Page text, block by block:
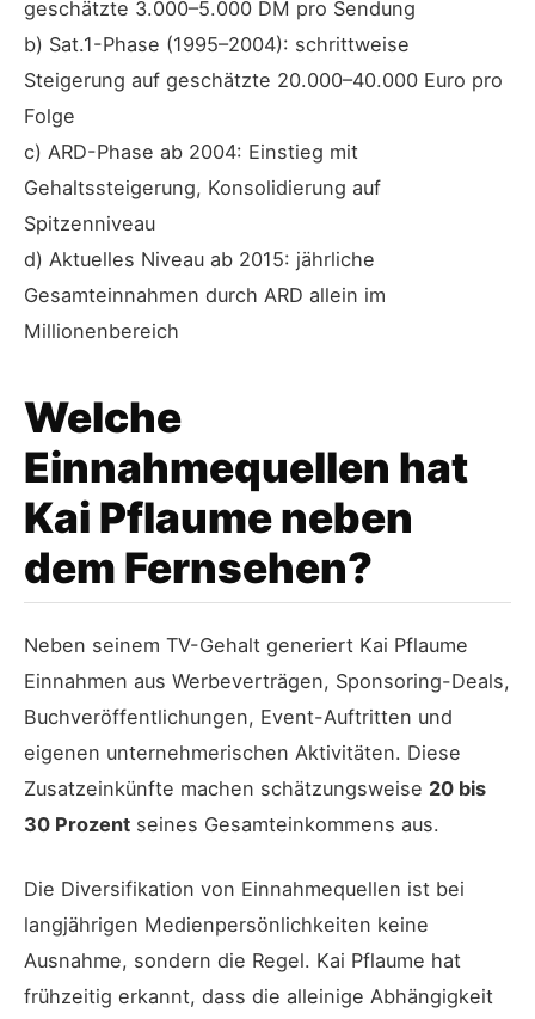
geschätzte 3.000–5.000 DM pro Sendung
b) Sat.1-Phase (1995–2004): schrittweise
Steigerung auf geschätzte 20.000–40.000 Euro pro
Folge
c) ARD-Phase ab 2004: Einstieg mit
Gehaltssteigerung, Konsolidierung auf
Spitzenniveau
d) Aktuelles Niveau ab 2015: jährliche
Gesamteinnahmen durch ARD allein im
Millionenbereich
Welche
Einnahmequellen hat
Kai Pflaume neben
dem Fernsehen?
Neben seinem TV-Gehalt generiert Kai Pflaume
Einnahmen aus Werbeverträgen, Sponsoring-Deals,
Buchveröffentlichungen, Event-Auftritten und
eigenen unternehmerischen Aktivitäten. Diese
Zusatzeinkünfte machen schätzungsweise 20 bis
30 Prozent seines Gesamteinkommens aus.
Die Diversifikation von Einnahmequellen ist bei
langjährigen Medienpersönlichkeiten keine
Ausnahme, sondern die Regel. Kai Pflaume hat
frühzeitig erkannt, dass die alleinige Abhängigkeit